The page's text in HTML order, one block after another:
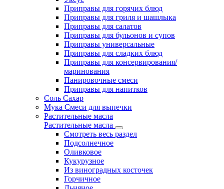
Приправы для горячих блюд
Приправы для гриля и шашлыка
Приправы для салатов
Приправы для бульонов и супов
Приправы универсальные
Приправы для сладких блюд
Приправы для консервирования/
маринования
Панировочные смеси
Приправы для напитков
Соль Сахар
Мука Смеси для выпечки
Растительные масла
Растительные масла
Смотреть весь раздел
Подсолнечное
Оливковое
Кукурузное
Из виноградных косточек
Горчичное